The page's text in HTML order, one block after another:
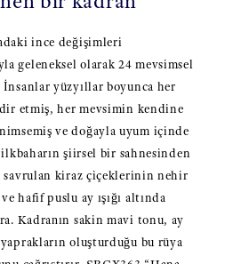
ince değişimleri
geleneksel olarak 24 mevsimsel
İnsanlar yüzyıllar boyunca her
etmiş, her mevsimin kendine
ve doğayla uyum içinde
ilkbaharın şiirsel bir sahnesinden
savrulan kiraz çiçeklerinin nehir
hafif puslu ay ışığı altında
Kadranın sakin mavi tonu, ay
yaprakların oluşturduğu bu rüya